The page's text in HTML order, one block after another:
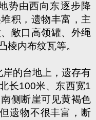
势由西向东逐步降
积，遗物丰富，主
敞口高领罐、外绳
棱内布纹瓦等。
的台地上，遗存有
长100米、东西宽1
侧断崖可见黄褐色
遗物不很丰富，断